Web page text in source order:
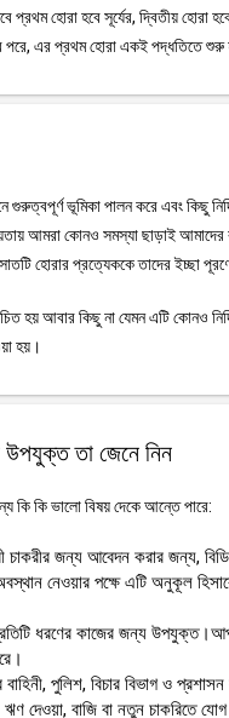
প্রথম হোরা হবে সূর্যের, দ্বিতীয় হোরা
পরে, এর প্রথম হোরা একই পদ্ধতিতে শুরু
ভূমিকা পালন করে এবং কিছু
আমরা কোনও সমস্যা ছাড়াই আমাদের
হোরার প্রত্যেককে তাদের ইচ্ছা
হয় আবার কিছু না যেমন এটি কোনও
হয়।
তা জেনে নিন
কি কি ভালো বিষয় দেকে আন্তে পারে:
চাকরীর জন্য আবেদন করার জন্য,
নেওয়ার পক্ষে এটি অনুকূল
ধরণের কাজের জন্য
বাহিনী, পুলিশ, বিচার বিভাগ ও
দেওয়া, বাজি বা নতুন চাকরিতে